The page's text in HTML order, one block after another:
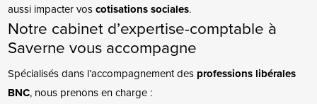
aussi impacter voscotisations sociales.
Notre cabinet d’expertise-comptable à
Saverne vous accompagne
Spécialisés dans l’accompagnement des professions libérales
BNC, nous prenons en charge :